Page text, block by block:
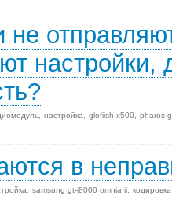
не
настройка glofiish x500 pharos
в
samsung gt-i8000 omnia ii